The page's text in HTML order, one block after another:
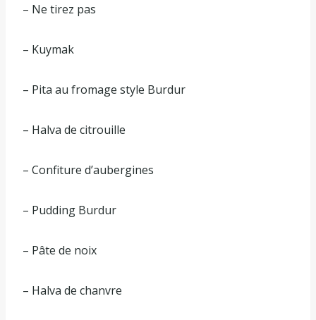
– Ne tirez pas
– Kuymak
– Pita au fromage style Burdur
– Halva de citrouille
– Confiture d’aubergines
– Pudding Burdur
– Pâte de noix
– Halva de chanvre